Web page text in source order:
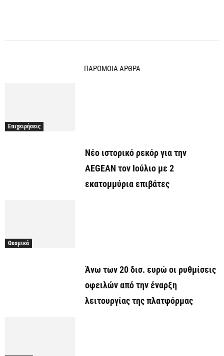
ΠΑΡΟΜΟΙΑ ΑΡΘΡΑ
Επιχειρήσεις
Νέο ιστορικό ρεκόρ για την
AEGEAN τον Ιούλιο με 2
εκατομμύρια επιβάτες
Θεσμικά
Άνω των 20 δισ. ευρώ οι ρυθμίσεις
οφειλών από την έναρξη
λειτουργίας της πλατφόρμας